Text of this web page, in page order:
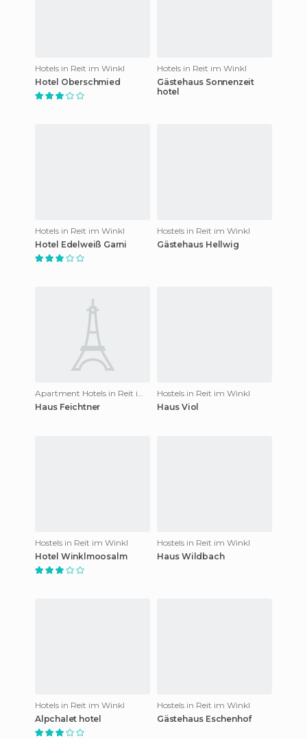
Hotels in Reit im Winkl
Hotel Oberschmied
Hotels in Reit im Winkl
Gästehaus Sonnenzeit
hotel
Hotels in Reit im Winkl
Hotel Edelweiß Garni
Hostels in Reit im Winkl
Gästehaus Hellwig
Haus Feichtner
Hostels in Reit im Winkl
Haus Viol
Hostels in Reit im Winkl
Hotel Winklmoosalm
Hostels in Reit im Winkl
Haus Wildbach
Hotels in Reit im Winkl
Alpchalet hotel
Hostels in Reit im Winkl
Gästehaus Eschenhof